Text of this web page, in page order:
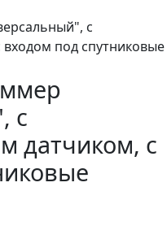
с
под спутниковые
с
датчиком, с